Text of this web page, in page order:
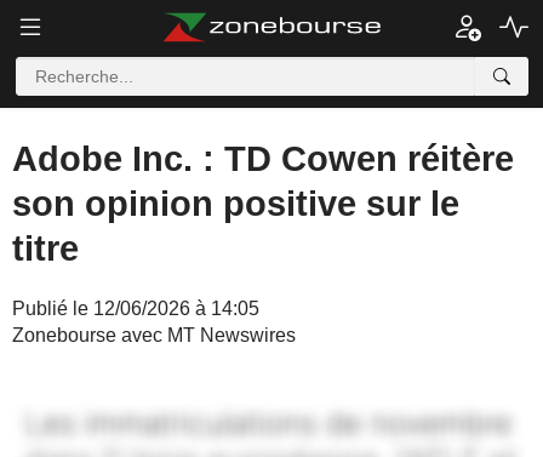
Adobe Inc. : TD Cowen réitère
son opinion positive sur le
titre
Publié le 12/06/2026 à 14:05
Zonebourse avec MT Newswires